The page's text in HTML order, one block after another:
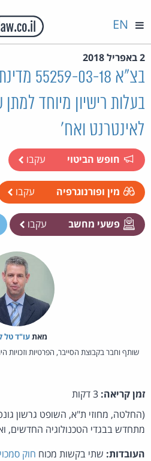
EN
2 באפריל 2018
בצ"א
בעלות רישיון מיוחד למתן
לאינטרנט ואח'
חופש הביטוי עקבו
מין ופורנוגרפיה עקבו
פשעי מחשב עקבו
מאת‏עו"ד טל
שותף וחבר בקבוצת הסייבר, הפרטיות וזכויות
זמן קריאה:
(החלטה, מחוזי ת"א, השופט גרשון
מתחדש בבגדי הטכנולוגיה החדשים,
העובדות: שתי בקשות מכוח חוק